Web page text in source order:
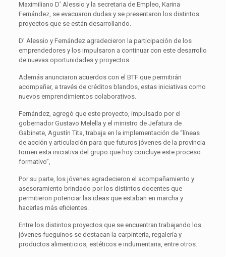
Maximiliano D’ Alessio y la secretaria de Empleo, Karina
Fernández, se evacuaron dudas y se presentaron los distintos
proyectos que se están desarrollando.
D’ Alessio y Fernández agradecieron la participación de los
emprendedores y los impulsaron a continuar con este desarrollo
de nuevas oportunidades y proyectos.
Además anunciaron acuerdos con el BTF que permitirán
acompañar, a través de créditos blandos, estas iniciativas como
nuevos emprendimientos colaborativos.
Fernández, agregó que este proyecto, impulsado por el
gobernador Gustavo Melella y el ministro de Jefatura de
Gabinete, Agustín Tita, trabaja en la implementación de “líneas
de acción y articulación para que futuros jóvenes de la provincia
tomen esta iniciativa del grupo que hoy concluye este proceso
formativo”,
Por su parte, los jóvenes agradecieron el acompañamiento y
asesoramiento brindado por los distintos docentes que
permitieron potenciar las ideas que estaban en marcha y
hacerlas más eficientes.
Entre los distintos proyectos que se encuentran trabajando los
jóvenes fueguinos se destacan la carpintería, regalería y
productos alimenticios, estéticos e indumentaria, entre otros.